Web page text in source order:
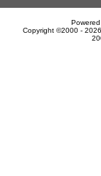
Copyright ©2000 -